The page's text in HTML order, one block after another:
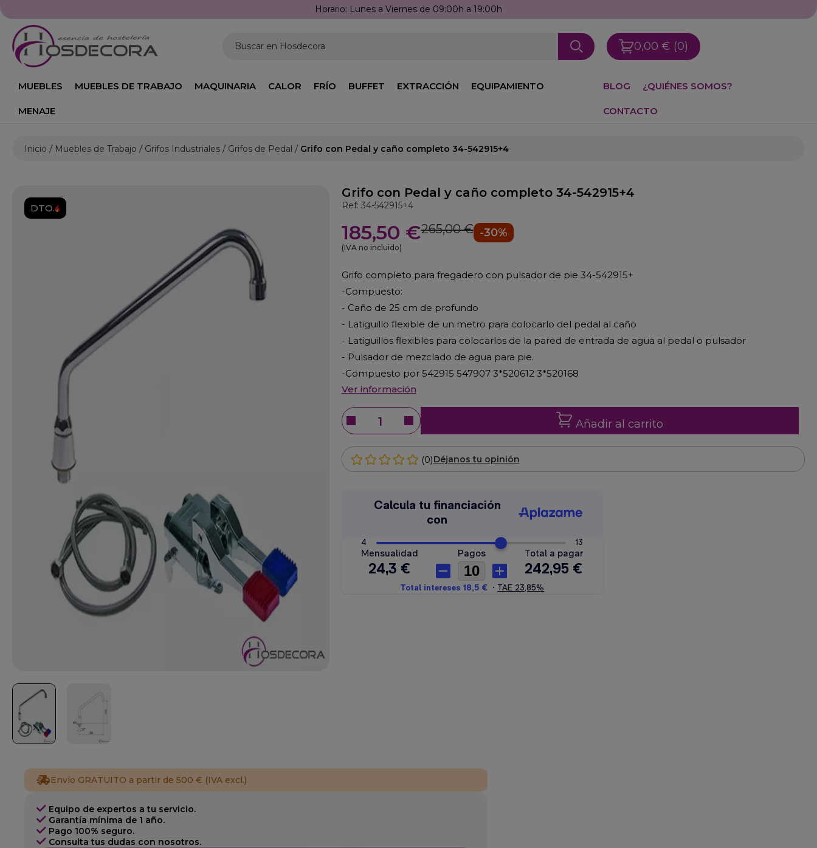
Llámanos: 976 25 59 91
Buscar en Hosdecora 0,00 € (0)
MUEBLES MUEBLES DE TRABAJO MAQUINARIA CALOR FRÍO BUFFET EXTRACCIÓN EQUIPAMIENTO
MENAJE
BLOG ¿QUIÉNES SOMOS?
CONTACTO
Inicio Muebles de Trabajo Grifos Industriales Grifos de Pedal Grifo con Pedal y caño completo 34-542915+4
DTO.
Grifo con Pedal y caño completo 34-542915+4
Ref: 34-542915+4
185,50 €265,00 € -30%
(IVA no incluido)
Grifo completo para fregadero con pulsador de pie 34-542915+
-Compuesto:
- Caño de 25 cm de profundo
- Latiguillo flexible de un metro para colocarlo del pedal al caño
- Latiguillos flexibles para colocarlos de la pared de entrada de agua al pedal o pulsador
- Pulsador de mezclado de agua para pie.
-Compuesto por 542915 547907 3*520612 3*520168
Ver información
Añadir al carrito
(0)Déjanos tu opinión
Envío GRATUITO a partir de 500 € (IVA excl.)
Equipo de expertos a tu servicio.
Garantía mínima de 1 año.
Pago 100% seguro.
Consulta tus dudas con nosotros.